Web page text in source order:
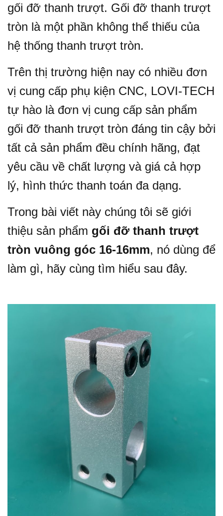
gối đỡ thanh trượt. Gối đỡ thanh trượt
tròn là một phần không thể thiếu của
hệ thống thanh trượt tròn.
Trên thị trường hiện nay có nhiều đơn
vị cung cấp phụ kiện CNC, LOVI-TECH
tự hào là đơn vị cung cấp sản phẩm
gối đỡ thanh trượt tròn đáng tin cậy bởi
tất cả sản phẩm đều chính hãng, đạt
yêu cầu về chất lượng và giá cả hợp
lý, hình thức thanh toán đa dạng.
Trong bài viết này chúng tôi sẽ giới
thiệu sản phẩm gối đỡ thanh trượt
tròn vuông góc 16-16mm, nó dùng để
làm gì, hãy cùng tìm hiểu sau đây.